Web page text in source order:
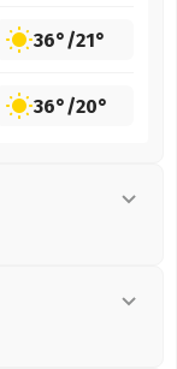
36°/21°
36°/20°